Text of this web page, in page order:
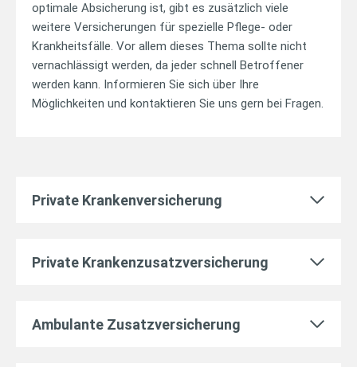
optimale Absicherung ist, gibt es zusätzlich viele
weitere Versicherungen für spezielle Pflege- oder
Krankheitsfälle. Vor allem dieses Thema sollte nicht
vernachlässigt werden, da jeder schnell Betroffener
werden kann. Informieren Sie sich über Ihre
Möglichkeiten und kontaktieren Sie uns gern bei Fragen.
Private Krankenversicherung
Private Krankenzusatzversicherung
Ambulante Zusatzversicherung